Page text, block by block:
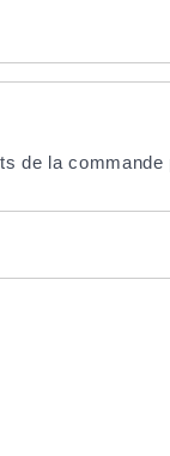
de la commande